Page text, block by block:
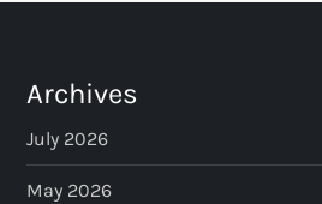
Archives
July 2026
May 2026